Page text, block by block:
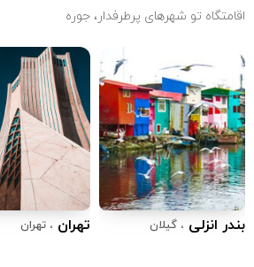
اقامتگاه تو شهرهای پرطرفدار، جوره
بندر انزلی ، گیلان تهران ، تهران